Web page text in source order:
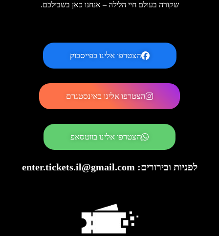
שקורה בעולם חיי הלילה – אנחנו כאן בשבילכם.
הצטרפו אלינו בפייסבוק
הצטרפו אלינו באינסטגרם
הצטרפו אלינו בווטסאפ
לפניות ובירורים: enter.tickets.il@gmail.com​